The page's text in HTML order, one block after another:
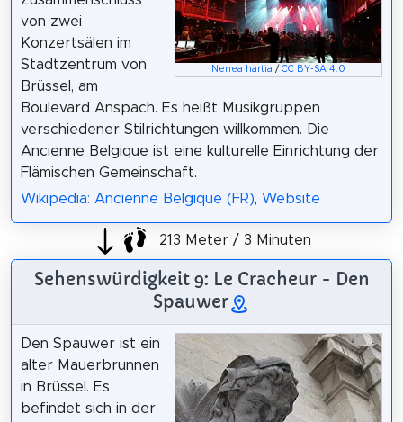
Nenea hartia /CC BY-SA 4.0
von zwei
Konzertsälen im
Stadtzentrum von
Brüssel, am
Boulevard Anspach. Es heißt Musikgruppen
verschiedener Stilrichtungen willkommen. Die
Ancienne Belgique ist eine kulturelle Einrichtung der
Flämischen Gemeinschaft.
Wikipedia: Ancienne Belgique (FR), Website
213 Meter / 3 Minuten
Sehenswürdigkeit 9: Le Cracheur - Den
Spauwer
Den Spauwer ist ein
alter Mauerbrunnen
in Brüssel. Es
befindet sich in der